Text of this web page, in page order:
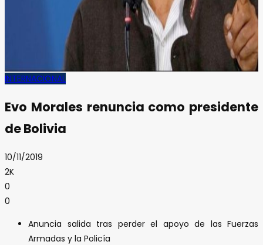
INTERNACIONAL
Evo Morales renuncia como presidente
de Bolivia
10/11/2019
2K
0
0
Anuncia salida tras perder el apoyo de las Fuerzas
Armadas y la Policía